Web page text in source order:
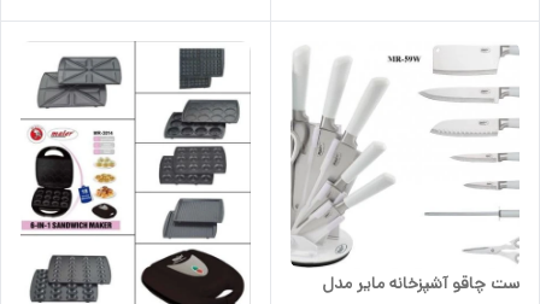
ست چاقو آشپزخانه مایر مدل